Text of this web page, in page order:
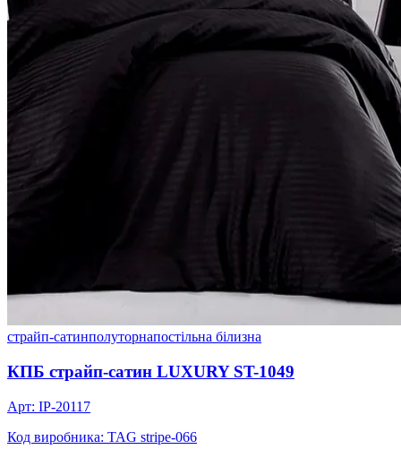
страйп-сатинполуторнапостільна білизна
КПБ страйп-сатин LUXURY ST-1049
Арт: IP-20117
Код виробника: TAG stripe-066